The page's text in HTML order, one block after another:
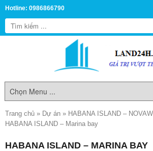
Hotline: 0986866790
Trang chủ » Dự án » HABANA ISLAND –
HABANA ISLAND – Marina bay
HABANA ISLAND – MARINA BAY